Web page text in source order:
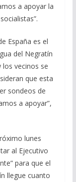
a apoyar la
España es el
del Negratín
los vecinos se
que esta
sondeos de
a apoyar”,
lunes
al Ejecutivo
para que el
llegue cuanto